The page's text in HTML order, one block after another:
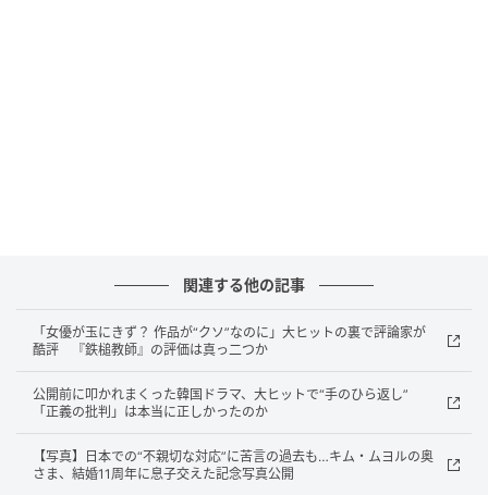
これを受け、ジョン・シナ本人も自身のSNSにキム・
ムヨルの写真を投稿。さらにNetflix公式アカウントが
2人について「おい、双子じゃないか（Hey twins）」
とコメントし、大きな反響を呼んだ。
一方、『鉄槌教師』は制作段階からさまざまな議論を
呼んでいた。同名の原作ウェブトゥーンは、人種差別
関連する他の記事
「女優が玉にきず？ 作品が“クソ”なのに」大ヒットの裏で評論家が
酷評 『鉄槌教師』の評価は真っ二つか
公開前に叩かれまくった韓国ドラマ、大ヒットで“手のひら返し”
「正義の批判」は本当に正しかったのか
【写真】日本での“不親切な対応”に苦言の過去も…キム・ムヨルの奥
さま、結婚11周年に息子交えた記念写真公開